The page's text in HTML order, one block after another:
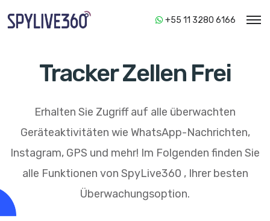
+55 11 3280 6166
Tracker Zellen Frei
Erhalten Sie Zugriff auf alle überwachten
Geräteaktivitäten wie WhatsApp-Nachrichten,
Instagram, GPS und mehr! Im Folgenden finden Sie
alle Funktionen von SpyLive360 , Ihrer besten
Überwachungsoption.